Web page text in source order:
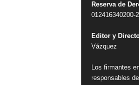
Reserva de
012416340200-
Editor y
Vázquez
Los firmantes
responsables